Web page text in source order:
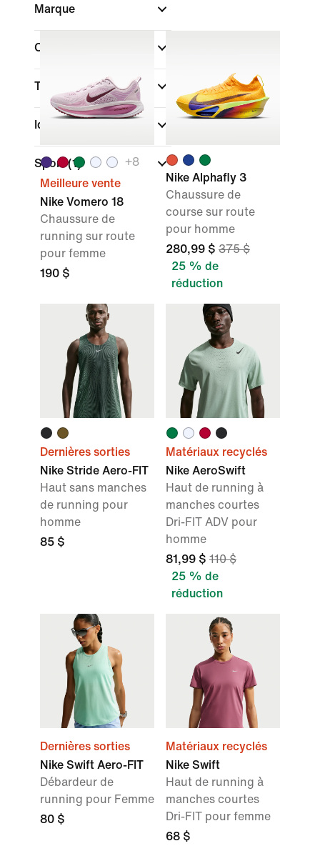
Marque
Collections
Type d'amorti
Idéal pour
Sport(1) +8
Meilleure vente
Nike Vomero 18
Chaussure de
running sur route
pour femme
190 $
Nike Alphafly 3
Chaussure de
course sur route
pour homme
280,99 $ 375 $
25 % de
réduction
Dernières sorties
Nike Stride Aero-FIT
Haut sans manches
de running pour
homme
85 $
Matériaux recyclés
Nike AeroSwift
Haut de running à
manches courtes
Dri-FIT ADV pour
homme
81,99 $ 110 $
25 % de
réduction
Dernières sorties
Nike Swift Aero-FIT
Débardeur de
running pour Femme
80 $
Matériaux recyclés
Nike Swift
Haut de running à
manches courtes
Dri-FIT pour femme
68 $